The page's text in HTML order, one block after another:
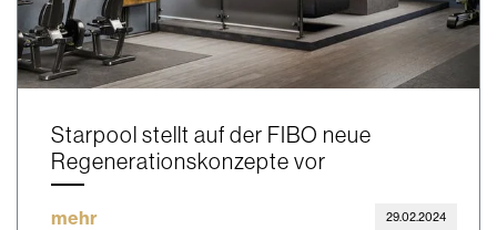
Starpool stellt auf der FIBO neue
Regenerationskonzepte vor
mehr 29.02.2024